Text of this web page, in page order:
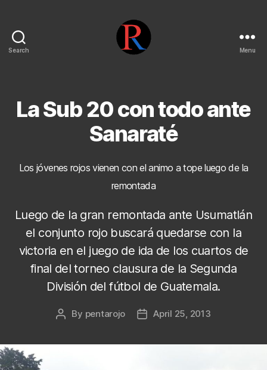
Search Menu
La Sub 20 con todo ante
Sanaraté
Los jóvenes rojos vienen con el animo a tope luego de la
remontada
Luego de la gran remontada ante Usumatlán
el conjunto rojo buscará quedarse con la
victoria en el juego de ida de los cuartos de
final del torneo clausura de la Segunda
División del fútbol de Guatemala.
Post
By pentarojo
PostApril 25, 2013